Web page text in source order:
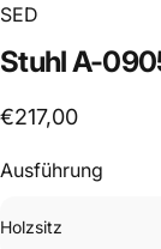
SED
StuhlA-
€217,00
Ausführung